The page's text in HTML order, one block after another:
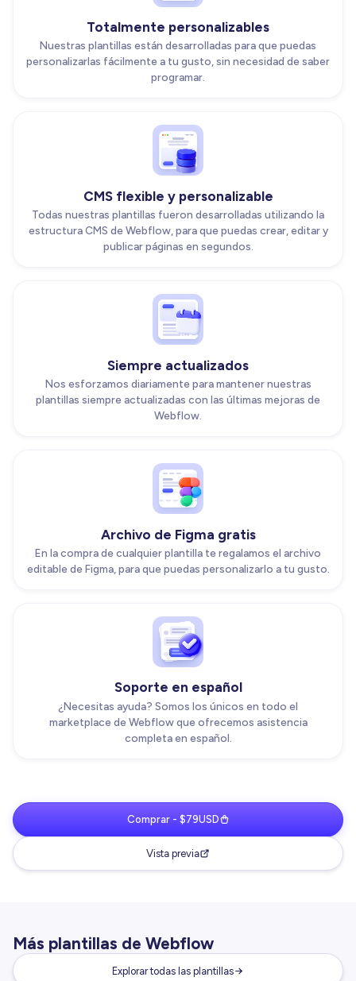
Totalmente personalizables
Nuestras plantillas están desarrolladas para que puedas
personalizarlas fácilmente a tu gusto, sin necesidad de saber
programar.
CMS flexible y personalizable
Todas nuestras plantillas fueron desarrolladas utilizando la
estructura CMS de Webflow, para que puedas crear, editar y
publicar páginas en segundos.
Siempre actualizados
Nos esforzamos diariamente para mantener nuestras
plantillas siempre actualizadas con las últimas mejoras de
Webflow.
Archivo de Figma gratis
En la compra de cualquier plantilla te regalamos el archivo
editable de Figma, para que puedas personalizarlo a tu gusto.
Soporte en español
¿Necesitas ayuda? Somos los únicos en todo el
marketplace de Webflow que ofrecemos asistencia
completa en español.
Comprar - $79USD
Vista previa
Más plantillas de Webflow
Explorar todas las plantillas